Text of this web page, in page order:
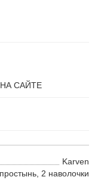
САЙТЕ
Karven
2 наволочки